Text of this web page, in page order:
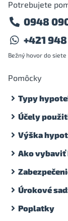
Potrebujete
0948
+421
Bežný hovor do siete
Pomôcky
Typy
Účely
Výška
Ako vybaviť
Úrokové
Poplatky